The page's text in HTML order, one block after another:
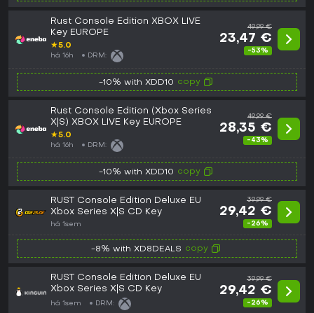
Rust Console Edition XBOX LIVE
Key EUROPE
★5.0
há 16h DRM:
49,99 €
23,47 €
-53%
-10% with XDD10 copy
Rust Console Edition (Xbox Series
X|S) XBOX LIVE Key EUROPE
★5.0
há 16h DRM:
49,99 €
28,35 €
-43%
-10% with XDD10 copy
RUST Console Edition Deluxe EU
Xbox Series X|S CD Key
há 1sem
39,99 €
29,42 €
-26%
-8% with XD8DEALS copy
RUST Console Edition Deluxe EU
Xbox Series X|S CD Key
há 1sem DRM:
39,99 €
29,42 €
-26%